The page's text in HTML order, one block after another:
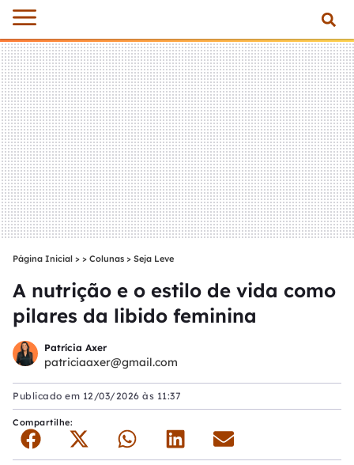
Página Inicial > Colunas > Seja Leve
A nutrição e o estilo de vida como
pilares da libido feminina
Patrícia Axer
patriciaaxer@gmail.com
Publicado em 12/03/2026 às 11:37
Compartilhe: